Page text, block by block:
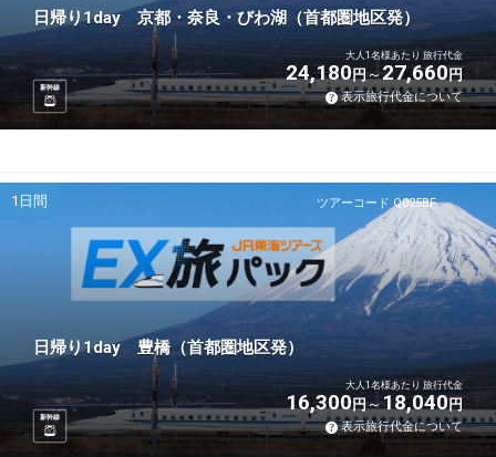
日帰り1day 京都・奈良・びわ湖（首都圏地区発）
新幹線
大人1名様あたり 旅行代金
24,180円 27,660円
表示旅行代金について
ツアーコード Q025BF
1日間
日帰り1day 豊橋（首都圏地区発）
新幹線
大人1名様あたり 旅行代金
16,300円 18,040円
表示旅行代金について